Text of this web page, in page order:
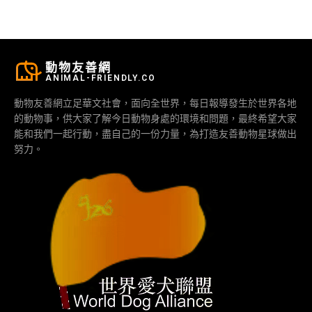
動物友善網
ANIMAL-FRIENDLY.CO
動物友善網立足華文社會，面向全世界，每日報導發生於世界各地
的動物事，供大家了解今日動物身處的環境和問題，最終希望大家
能和我們一起行動，盡自己的一份力量，為打造友善動物星球做出
努力。